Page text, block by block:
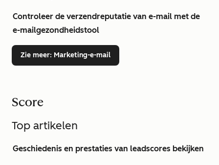
Controleer de verzendreputatie van e-mail met de
e-mailgezondheidstool
Zie meer: Marketing-e-mail
Score
Top artikelen
Geschiedenis en prestaties van leadscores bekijken